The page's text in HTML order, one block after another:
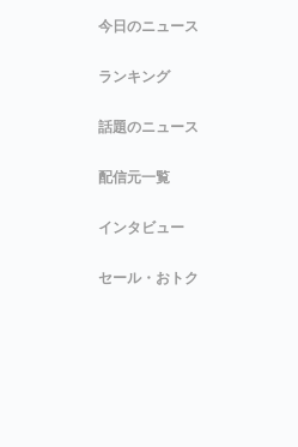
今日のニュース
ランキング
話題のニュース
配信元一覧
インタビュー
セール・おトク